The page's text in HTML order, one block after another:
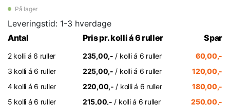
På lager
Leveringstid: 1-3 hverdage
Antal
Pris pr. kolli á 6 ruller Spar
2 kolli á 6 ruller 235,00,- / kolli á 6 ruller
60,00,-
3 kolli á 6 ruller
225,00,- / kolli á 6 ruller
120,00,-
4 kolli á 6 ruller
220,00,- / kolli á 6 ruller
180,00,-
5 kolli á 6 ruller
215,00,- / kolli á 6 ruller 250,00,-